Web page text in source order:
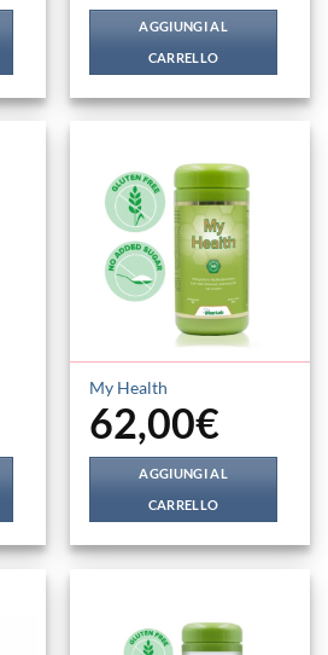
AGGIUNGI AL
CARRELLO
My Health
62,00€
AGGIUNGI AL
CARRELLO